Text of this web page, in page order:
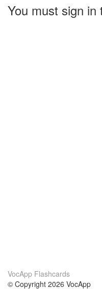
You must sign
VocApp Flashcards
© Copyright 2026 VocApp